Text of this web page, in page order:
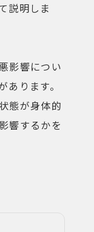
説明しま
影響につい
ります。
態が身体的
響するかを